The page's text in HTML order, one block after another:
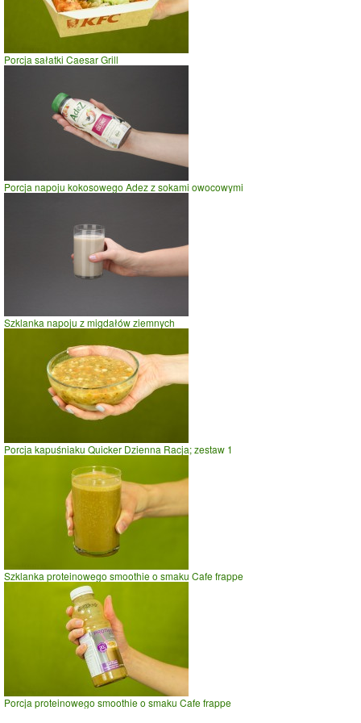
Porcja sałatki Caesar Grill
Porcja napoju kokosowego Adez z sokami owocowymi
Szklanka napoju z migdałów ziemnych
Porcja kapuśniaku Quicker Dzienna Racja; zestaw 1
Szklanka proteinowego smoothie o smaku Cafe frappe
Porcja proteinowego smoothie o smaku Cafe frappe